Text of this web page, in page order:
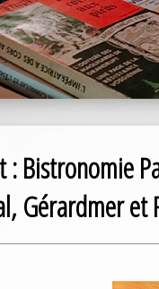
Bistronomie
Gérardmer et